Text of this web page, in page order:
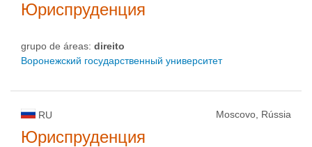
Юриспруденция
grupo de áreas: direito
Воронежский государственный университет
RU Moscovo, Rússia
Юриспруденция